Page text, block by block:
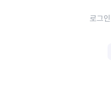
로그인